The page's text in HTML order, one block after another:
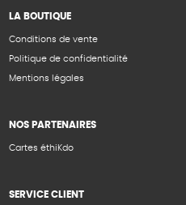
LA BOUTIQUE
Conditions de vente
Politique de confidentialité
Mentions légales
NOS PARTENAIRES
Cartes éthiKdo
SERVICE CLIENT